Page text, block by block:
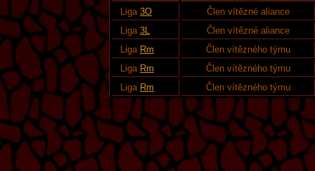
Liga 3O
Člen vítězné aliance
Liga 3L
Člen vítězné aliance
Liga Rm
Člen vítězného týmu
Liga Rm
Člen vítězného týmu
Liga Rm Člen vítězného týmu